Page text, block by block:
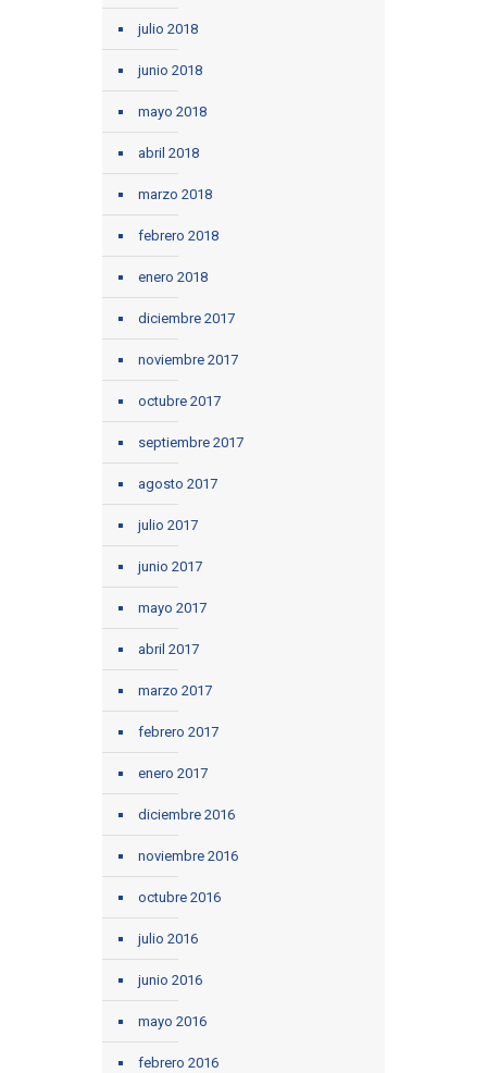
julio 2018
junio 2018
mayo 2018
abril 2018
marzo 2018
febrero 2018
enero 2018
diciembre 2017
noviembre 2017
octubre 2017
septiembre 2017
agosto 2017
julio 2017
junio 2017
mayo 2017
abril 2017
marzo 2017
febrero 2017
enero 2017
diciembre 2016
noviembre 2016
octubre 2016
julio 2016
junio 2016
mayo 2016
febrero 2016